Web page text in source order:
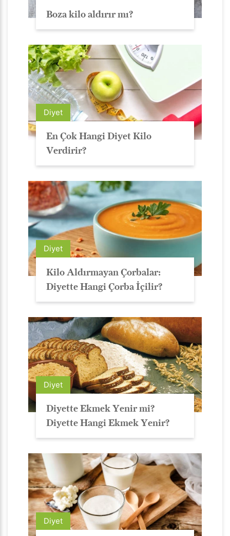
Boza kilo aldırır mı?
Diyet
En Çok Hangi Diyet Kilo
Verdirir?
Diyet
Kilo Aldırmayan Çorbalar:
Diyette Hangi Çorba İçilir?
Diyet
Diyette Ekmek Yenir mi?
Diyette Hangi Ekmek Yenir?
Diyet